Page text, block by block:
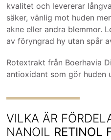
kvalitet och levererar
säker, vänlig mot huden
akne eller andra blemmor.
av föryngrad hy utan spår
Rotextrakt från Boerhavia
antioxidant som gör huden
VILKA ÄR
NANOIL RETINOL